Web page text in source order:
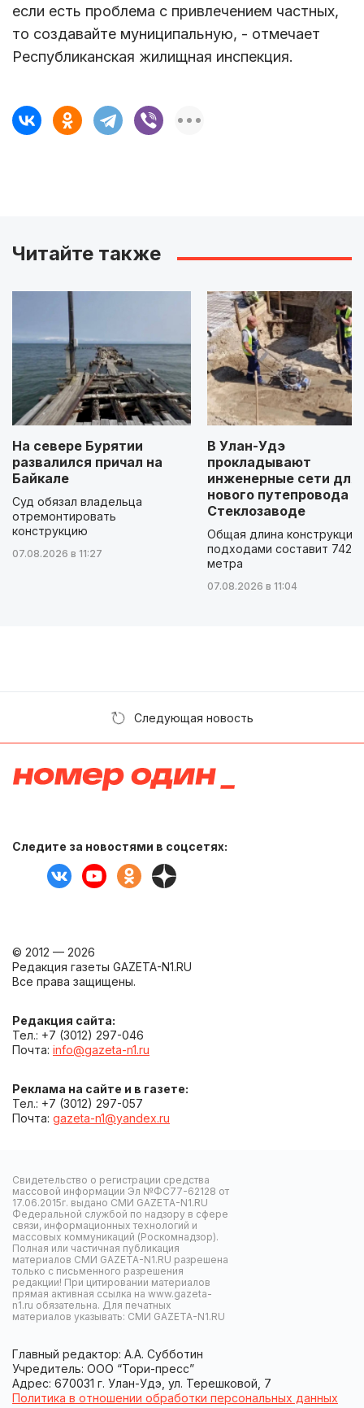
если есть проблема с привлечением частных,
то создавайте муниципальную, - отмечает
Республиканская жилищная инспекция.
Читайте также
На севере Бурятии
развалился причал на
Байкале
Суд обязал владельца
отремонтировать
конструкцию
07.08.2026 в 11:27
В Улан-Удэ
прокладывают
инженерные сети для
нового путепровода
Стеклозаводе
Общая длина конструкции
подходами составит 742
метра
07.08.2026 в 11:04
Следующая новость
Следите за новостями в соцсетях:
© 2012 — 2026
Редакция газеты GAZETA-N1.RU
Все права защищены.
Редакция сайта:
Тел.: +7 (3012) 297-046
Почта: info@gazeta-n1.ru
Реклама на сайте и в газете:
Тел.: +7 (3012) 297-057
Почта: gazeta-n1@yandex.ru
Свидетельство о регистрации средства
массовой информации Эл №ФС77-62128 от
17.06.2015г. выдано СМИ GAZETA-N1.RU
Федеральной службой по надзору в сфере
связи, информационных технологий и
массовых коммуникаций (Роскомнадзор).
Полная или частичная публикация
материалов СМИ GAZETA-N1.RU разрешена
только с письменного разрешения
редакции! При цитировании материалов
прямая активная ссылка на www.gazeta-
n1.ru обязательна. Для печатных
материалов указывать: СМИ GAZETA-N1.RU
Главный редактор: А.А. Субботин
Учредитель: ООО “Тори-пресс”
Адрес: 670031 г. Улан-Удэ, ул. Терешковой, 7
Политика в отношении обработки персональных данных